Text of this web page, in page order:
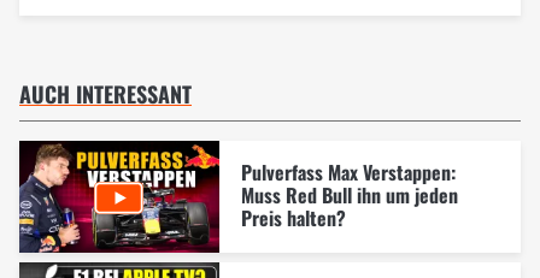
AUCH INTERESSANT
Pulverfass Max Verstappen:
Muss Red Bull ihn um jeden
Preis halten?